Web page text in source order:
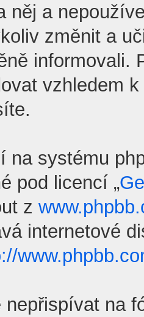
něj a
změnit a
informovali.
vzhledem
na systému
pod licencí „
z
internetové
nepřispívat na